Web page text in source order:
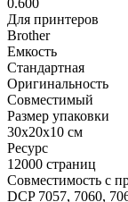
0.600
Для принтеров
Brother
Емкость
Стандартная
Оригинальность
Совместимый
Размер упаковки
30x20x10 см
Ресурс
12000 страниц
Совместимость с
DCP 7057, 7060,